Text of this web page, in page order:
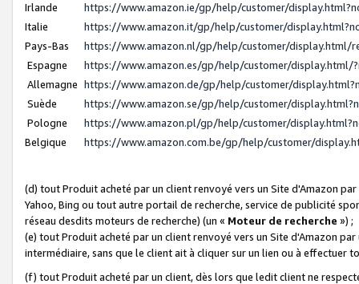
Irlande
https://www.amazon.ie/gp/help/customer/
Italie
https://www.amazon.it/gp/help/customer/
Pays-Bas
https://www.amazon.nl/gp/help/customer/display.html/
Espagne
https://www.amazon.es/gp/help/customer/display.html/
Allemagne https://www.amazon.de/gp/help/customer/
Suède
https://www.amazon.se/gp/help/customer/
Pologne
https://www.amazon.pl/gp/help/customer/
Belgique
https://www.amazon.com.be/gp/help/customer/
(d) tout Produit acheté par un client renvoyé vers un Site d'Amazon
Yahoo, Bing ou tout autre portail de recherche, service de publicité
réseau desdits moteurs de recherche) (un « Moteur de recherche ») ;
(e) tout Produit acheté par un client renvoyé vers un Site d'Amazon
intermédiaire, sans que le client ait à cliquer sur un lien ou à
(f) tout Produit acheté par un client, dès lors que ledit client ne